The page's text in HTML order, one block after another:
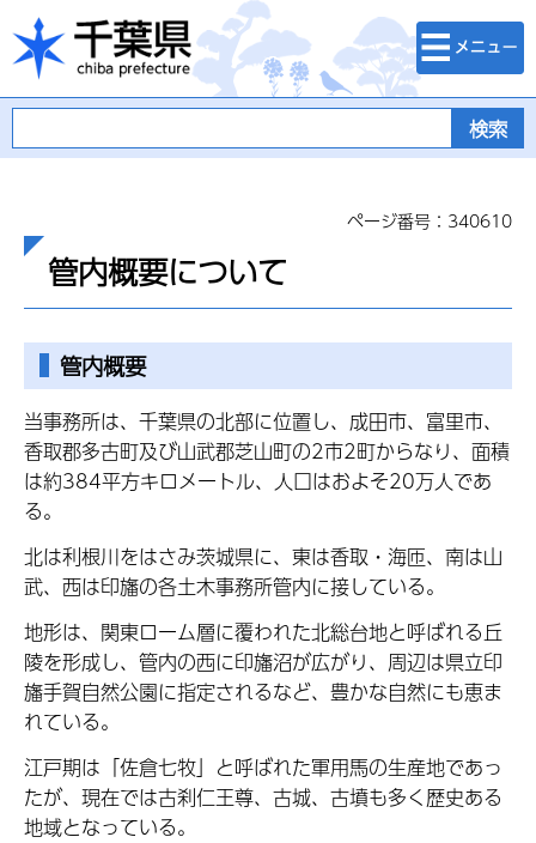
千葉県
検索・メニュ
ー
ページ番号：340610
管内概要について
管内概要
当事務所は、千葉県の北部に位置し、成田市、富里市、
香取郡多古町及び山武郡芝山町の2市2町からなり、面積
は約384平方キロメートル、人口はおよそ20万人であ
る。
北は利根川をはさみ茨城県に、東は香取・海匝、南は山
武、西は印旛の各土木事務所管内に接している。
地形は、関東ローム層に覆われた北総台地と呼ばれる丘
陵を形成し、管内の西に印旛沼が広がり、周辺は県立印
旛手賀自然公園に指定されるなど、豊かな自然にも恵ま
れている。
江戸期は「佐倉七牧」と呼ばれた軍用馬の生産地であっ
たが、現在では古刹仁王尊、古城、古墳も多く歴史ある
地域となっている。